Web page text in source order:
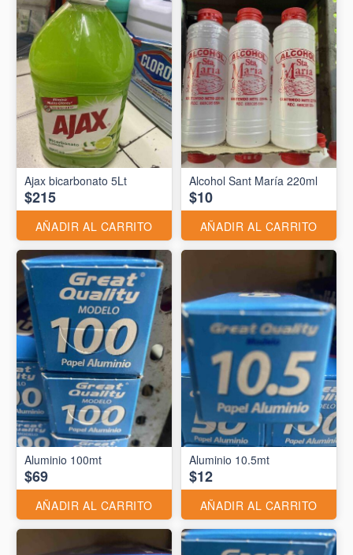
Ajax bicarbonato 5Lt
$215
AÑADIR AL CARRITO
Alcohol Sant María 220ml
$10
AÑADIR AL CARRITO
$69
AÑADIR AL CARRITO
Aluminio 10.5mt
$12
AÑADIR AL CARRITO